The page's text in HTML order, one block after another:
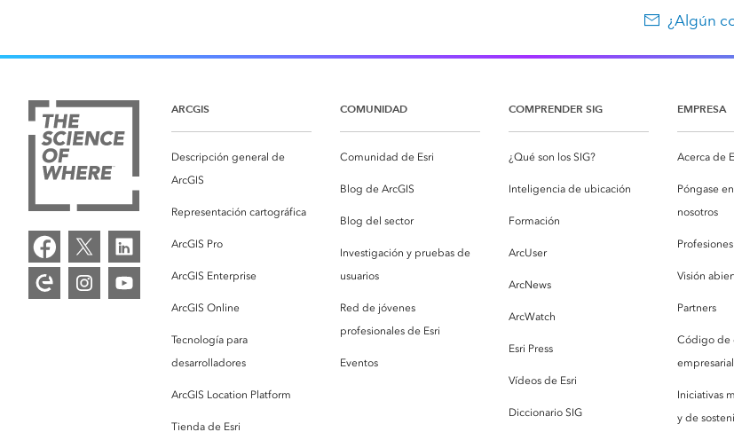
¿Algún
ARCGIS
Descripción general de
ArcGIS
Representación cartográfica
ArcGIS Pro
ArcGIS Enterprise
ArcGIS Online
Tecnología para
desarrolladores
ArcGIS Location Platform
Tienda de Esri
COMUNIDAD
Comunidad de Esri
Blog de ArcGIS
Blog del sector
Investigación y pruebas de
usuarios
Red de jóvenes
profesionales de Esri
Eventos
COMPRENDER SIG
¿Qué son los SIG?
Inteligencia de ubicación
Formación
ArcUser
ArcNews
ArcWatch
Esri Press
Vídeos de Esri
Diccionario SIG
EMPRESA
Acerca de
Póngase
nosotros
Profesiones
Visión
Partners
Código de
empresarial
Iniciativas
y de